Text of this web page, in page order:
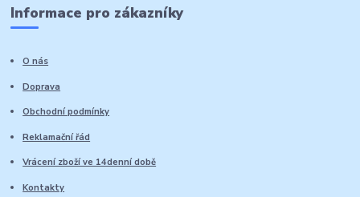
Informace pro zákazníky
O nás
Doprava
Obchodní podmínky
Reklamační řád
Vrácení zboží ve 14denní době
Kontakty